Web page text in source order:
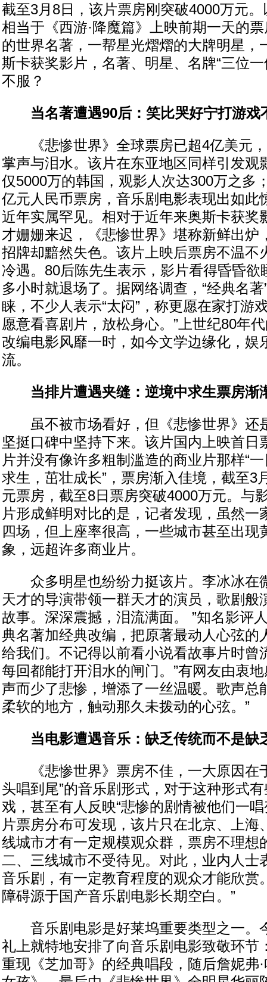
截至3月8日，该片票房刚突破4000万元
相当于《西游·降魔篇》上映前期一天的
的世界名著，一帮星光熠熠的大牌明星，
斯卡获奖影片，名著、明星、名牌“三位
不服？
当名著遭遇90后：笑比哭好宁打游戏
《悲惨世界》全球票房已超4亿美元，
掌声与泪水。该片在东亚地区同样引发观
仅5000万的韩国，观影人次达300万之多
亿元人民币票房，音乐剧电影表现出如此
近年实属罕见。相对于近年来奥斯卡获奖
才姗姗来迟，《悲惨世界》堪称新鲜出炉
招牌却黯然失色。该片上映后票房不温不
冷遇。80后陈先生表示，影片看得昏昏欲
多小时就退场了。据网络调查，“经典名
睐，不少人表示“太闷”，称更愿在家打游
愿意看喜剧片，放松身心。”上世纪80年
改编电影风靡一时，如今文学边缘化，娱
流。
当排片遭遇夹缝：逆境中求生票房渐
虽不被市场看好，但《悲惨世界》还
坚挺口碑中坚持下来。该片国内上映首日
片并没有像许多粗制滥造的商业片那样“一
求生，茁壮成长”，票房渐入佳境，截至3
元票房，截至8日票房突破4000万元。与
片形成鲜明对比的是，记者发现，虽然一
四场，但上座率很高，一些城市甚至出现
象，远超许多商业片。
众多明星也纷纷力挺该片。李冰冰在
天才的导演带领一群天才的演员，歌剧般
故事。深深震撼，泪流满面。 ”知名影评
典名著加经典改编，把原著最动人心弦的
给我们。不记得以前看小说看故事片时曾
每回都能打开泪水的闸门。”有网友由衷
声而少了悲惨，增添了一丝温暖。歌声总
柔软的地方，触动那久未拨动的心弦。”
当电影遭遇音乐：缺乏传统而不是缺
《悲惨世界》票房不佳，一大原因在
头唱到尾”的音乐剧形式，对于这种形式
戏，甚至有人反映“悲惨的剧情被他们一
片票房分布可发现，该片只在北京、上海
线城市才有一定规模观众群，票房不理想
二、三线城市不受待见。对此，业内人士
音乐剧，有一定教育程度的观众才能欣赏
障碍源于国产音乐剧电影长期空白。”
音乐剧电影是好莱坞重要类型之一。
礼上就特地安排了向音乐剧电影致敬环节
重现《芝加哥》的经典唱段，随后詹妮弗